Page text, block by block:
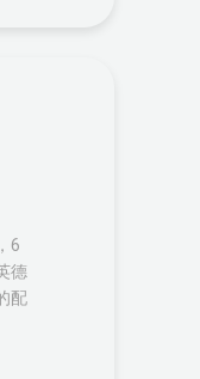
6
德
配